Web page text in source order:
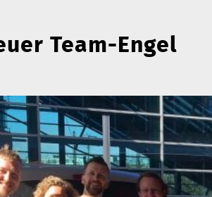
Team-Engel